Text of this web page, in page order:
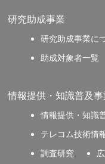
研究助成事業
研究助成事業に
助成対象者一覧
情報提供・知識普及事
情報提供・知識
テレコム技術情
調査研究